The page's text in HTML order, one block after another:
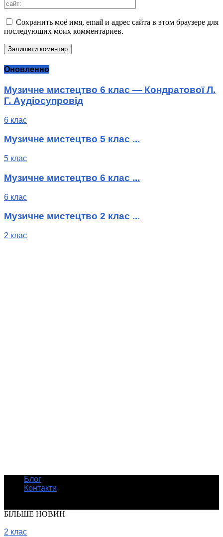
Сохранить моё имя, email и адрес сайта в этом браузере для
последующих моих комментариев.
Оновленно
Музичне мистецтво 6 клас — Кондратової Л.
Г. Аудіосупровід
6 клас
Музичне мистецтво 5 клас ...
5 клас
Музичне мистецтво 6 клас ...
6 клас
Музичне мистецтво 2 клас ...
2 клас
Блог
Контакти
БІЛЬШЕ НОВИН
2 клас